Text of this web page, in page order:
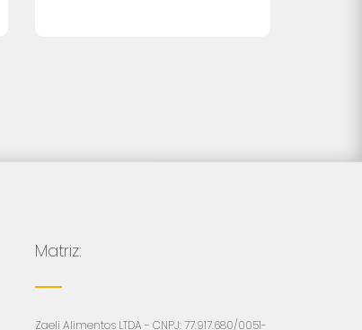
Matriz:
Zaeli Alimentos LTDA - CNPJ: 77.917.680/0051-